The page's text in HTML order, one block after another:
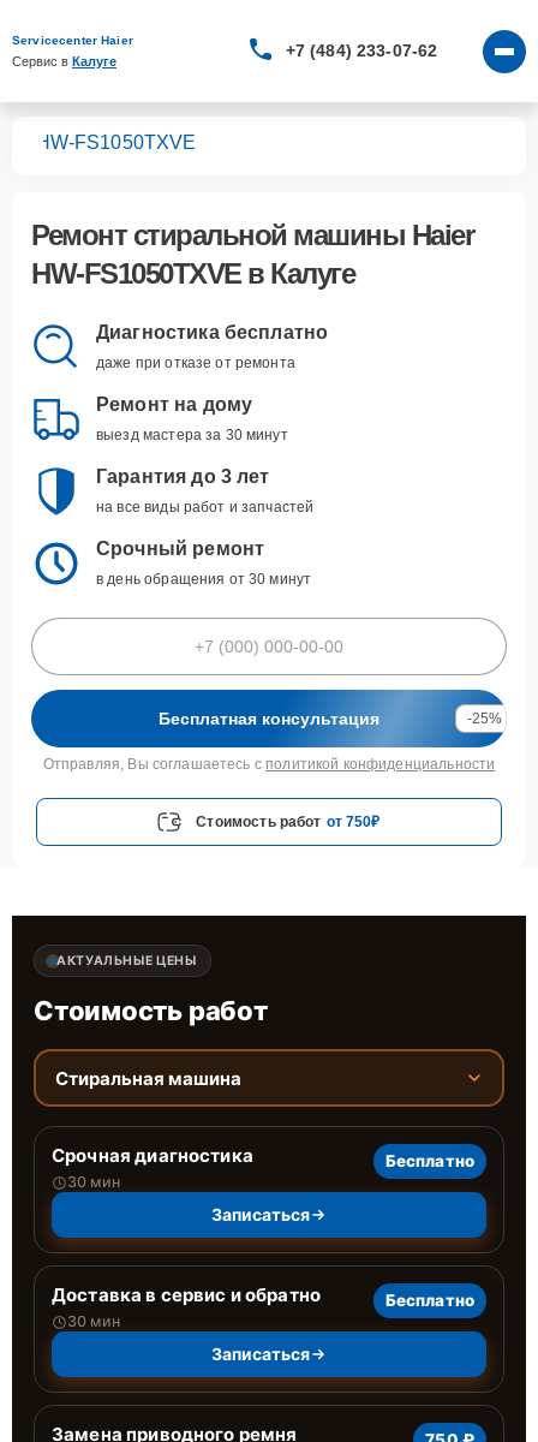
Servicecenter Haier
Сервис в Калуге
+7 (484) 233-07-62
HW-FS1050TXVE
Ремонт стиральной машины Haier
HW-FS1050TXVEв Калуге
Диагностика бесплатно
даже при отказе от ремонта
Ремонт на дому
выезд мастера за 30 минут
Гарантия до 3 лет
на все виды работ и запчастей
Срочный ремонт
в день обращения от 30 минут
Бесплатная консультация -25%
Отправляя, Вы соглашаетесь с политикой конфиденциальности
Стоимость работ от 750₽
АКТУАЛЬНЫЕ ЦЕНЫ
Стоимость работ
Стиральная машина
Срочная диагностика
30 мин
Бесплатно
Записаться
Доставка в сервис и обратно
30 мин
Бесплатно
Записаться
Замена приводного ремня